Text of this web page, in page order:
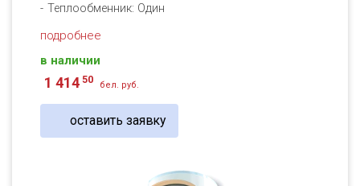
Теплообменник: Один
подробнее
в наличии
1 414 50 бел. руб.
оставить заявку